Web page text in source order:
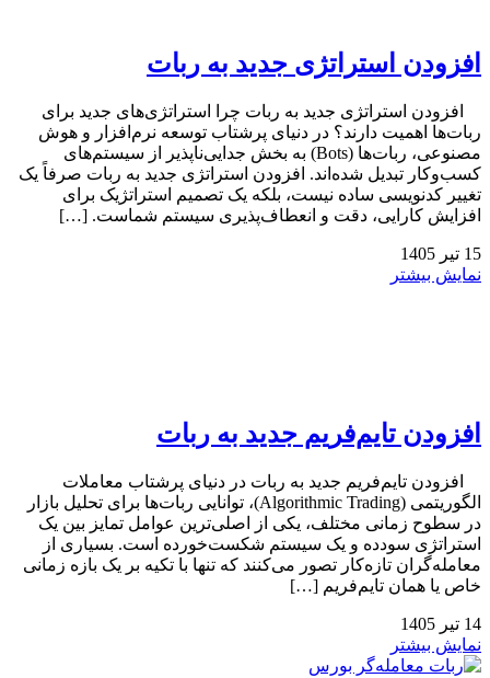
افزودن استراتژی جدید به ربات
افزودن استراتژی جدید به ربات چرا استراتژی‌های جدید برای
ربات‌ها اهمیت دارند؟ در دنیای پرشتاب توسعه نرم‌افزار و هوش
مصنوعی، ربات‌ها (Bots) به بخش جدایی‌ناپذیر از سیستم‌های
کسب‌وکار تبدیل شده‌اند. افزودن استراتژی جدید به ربات صرفاً یک
تغییر کدنویسی ساده نیست، بلکه یک تصمیم استراتژیک برای
افزایش کارایی، دقت و انعطاف‌پذیری سیستم شماست. […]
15 تیر 1405
نمایش بیشتر
افزودن تایم‌فریم جدید به ربات
افزودن تایم‌فریم جدید به ربات در دنیای پرشتاب معاملات
الگوریتمی (Algorithmic Trading)، توانایی ربات‌ها برای تحلیل بازار
در سطوح زمانی مختلف، یکی از اصلی‌ترین عوامل تمایز بین یک
استراتژی سودده و یک سیستم شکست‌خورده است. بسیاری از
معامله‌گران تازه‌کار تصور می‌کنند که تنها با تکیه بر یک بازه زمانی
خاص یا همان تایم‌فریم […]
14 تیر 1405
نمایش بیشتر